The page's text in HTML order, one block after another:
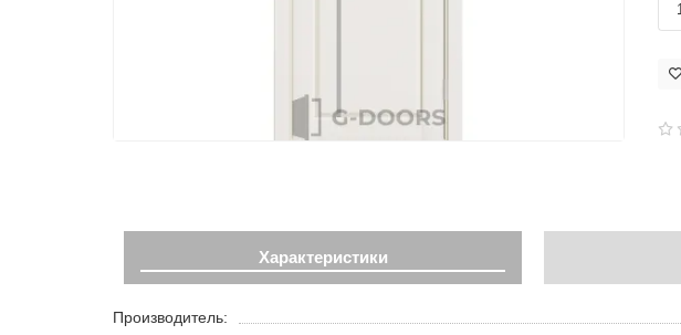
Характеристики
Производитель: